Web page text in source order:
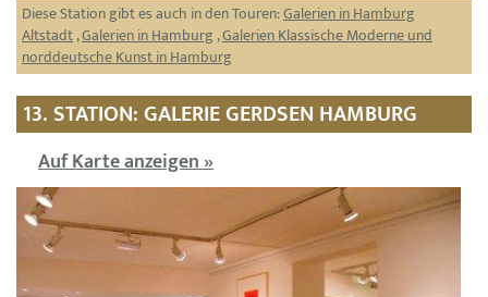
Diese Station gibt es auch in den Touren:Galerien in Hamburg
Altstadt,Galerien in Hamburg ,Galerien Klassische Moderne und
norddeutsche Kunst in Hamburg
13. STATION: GALERIE GERDSEN HAMBURG
Auf Karte anzeigen »